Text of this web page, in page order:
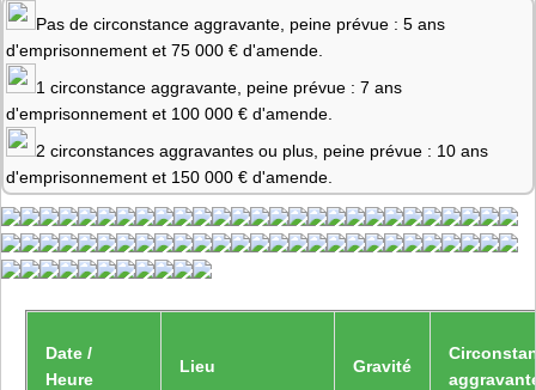
Pas de circonstance aggravante, peine prévue : 5 ans
d'emprisonnement et 75 000 € d'amende.
1 circonstance aggravante, peine prévue : 7 ans
d'emprisonnement et 100 000 € d'amende.
2 circonstances aggravantes ou plus, peine prévue : 10 ans
d'emprisonnement et 150 000 € d'amende.
Date /
Heure
Lieu Gravité